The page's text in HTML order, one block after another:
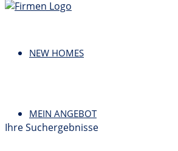
NEW HOMES
MEIN ANGEBOT
Ihre Suchergebnisse